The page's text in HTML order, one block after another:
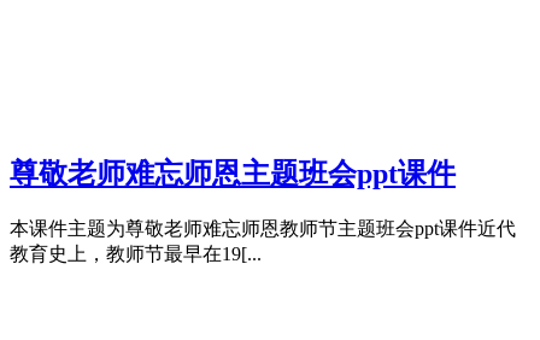
尊敬老师难忘师恩主题班会ppt课件
本课件主题为尊敬老师难忘师恩教师节主题班会ppt课件近代
教育史上，教师节最早在19[...